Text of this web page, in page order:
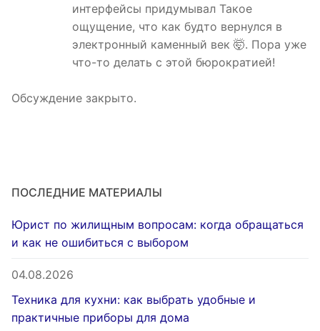
интерфейсы придумывал Такое
ощущение, что как будто вернулся в
электронный каменный век 🤯. Пора уже
что-то делать с этой бюрократией!
Обсуждение закрыто.
ПОСЛЕДНИЕ МАТЕРИАЛЫ
Юрист по жилищным вопросам: когда обращаться
и как не ошибиться с выбором
04.08.2026
Техника для кухни: как выбрать удобные и
практичные приборы для дома